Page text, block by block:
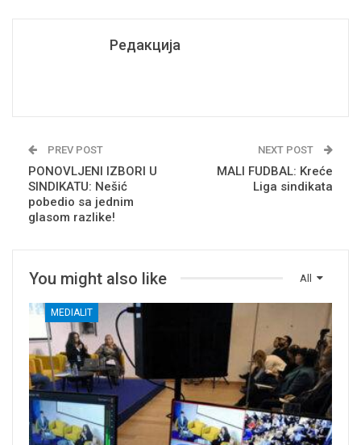
Редакција
PREV POST
PONOVLJENI IZBORI U
SINDIKATU: Nešić
pobedio sa jednim
glasom razlike!
NEXT POST
MALI FUDBAL: Kreće
Liga sindikata
All
You might also like
MEDIALIT